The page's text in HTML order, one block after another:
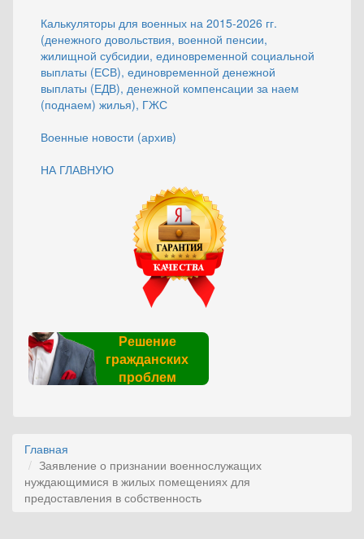
Калькуляторы для военных на 2015-2026 гг.
(денежного довольствия, военной пенсии,
жилищной субсидии, единовременной социальной
выплаты (ЕСВ), единовременной денежной
выплаты (ЕДВ), денежной компенсации за наем
(поднаем) жилья), ГЖС
Военные новости (архив)
НА ГЛАВНУЮ
Решение
гражданских
проблем
Главная
Заявление о признании военнослужащих
нуждающимися в жилых помещениях для
предоставления в собственность